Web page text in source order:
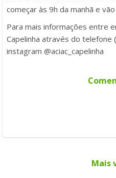
começar às 9h da manhã e
Para mais informações entre
Capelinha através do
instagram @aciac_capelinha
Mais